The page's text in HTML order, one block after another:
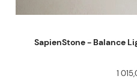
SapienStone - Balance
1